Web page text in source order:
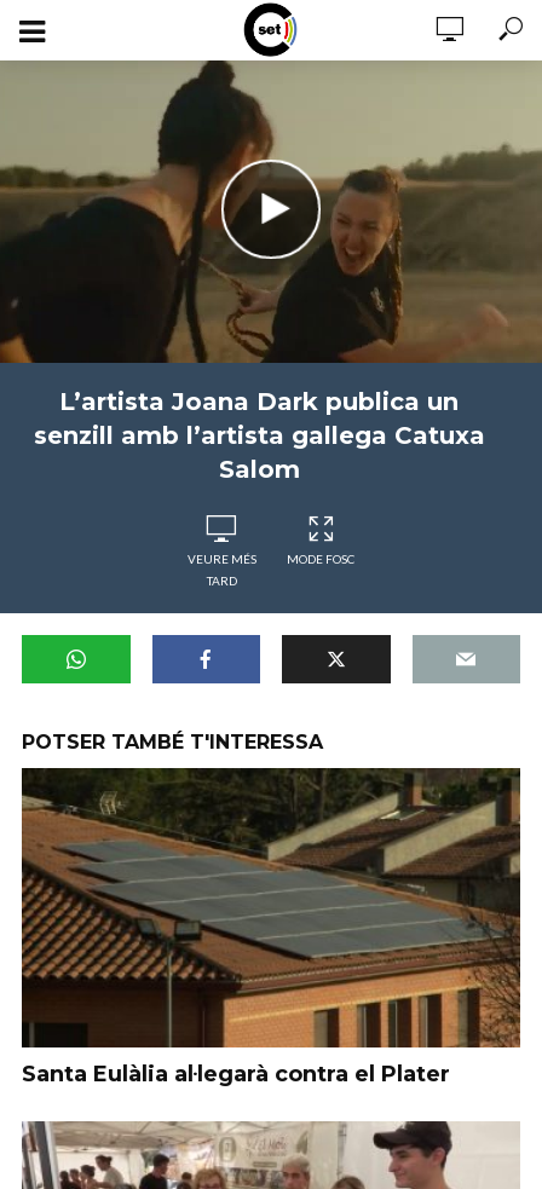
L’artista Joana Dark publica un
senzill amb l’artista gallega Catuxa
Salom
VEURE MÉS
TARD
MODE FOSC
POTSER TAMBÉ T'INTERESSA
Santa Eulàlia al·legarà contra el Plater